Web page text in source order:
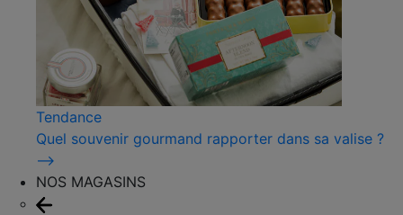
Tendance
Quel souvenir gourmand rapporter dans sa valise ?
⟶
NOS MAGASINS